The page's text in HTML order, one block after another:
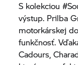
S kolekciou
výstup. Prilba
motorkárskej
funkčnosť.
Cadours,